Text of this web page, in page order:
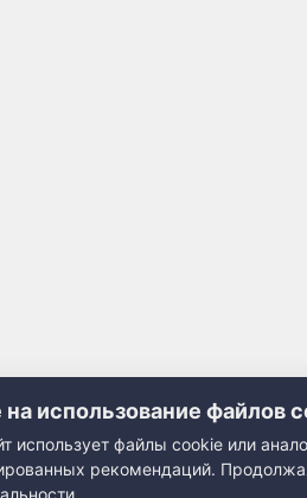
на использование файлов
использует файлы cookie или
рекомендаций.